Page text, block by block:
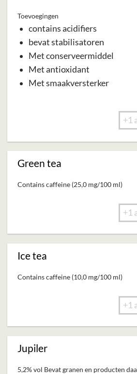
Toevoegingen
contains acidifiers
bevat stabilisatoren
Met conserveermiddel
Met antioxidant
Met smaakversterker
+1
Green tea
Contains caffeine (25,0 mg/100 ml)
+1
Ice tea
Contains caffeine (10,0 mg/100 ml)
+1
Jupiler
5,2% vol Bevat granen en producten